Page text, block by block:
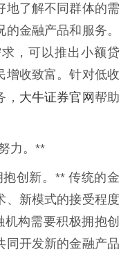
地了解不同群体的需
金融产品和服务。
，可以推出小额贷
增收致富。针对低收
大牛证券官网帮助
力。**
创新。** 传统的金
、新模式的接受程度
机构需要积极拥抱创
同开发新的金融产品